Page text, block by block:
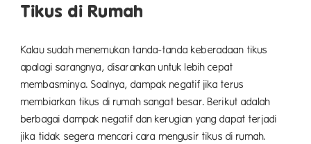
Tikus di Rumah
Kalau sudah menemukan tanda-tanda keberadaan tikus
apalagi sarangnya, disarankan untuk lebih cepat
membasminya. Soalnya, dampak negatif jika terus
membiarkan tikus di rumah sangat besar. Berikut adalah
berbagai dampak negatif dan kerugian yang dapat terjadi
jika tidak segera mencari cara mengusir tikus di rumah.